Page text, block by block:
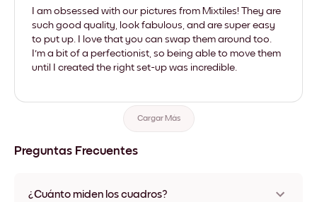
I am obsessed with our pictures from Mixtiles! They are
such good quality, look fabulous, and are super easy
to put up. I love that you can swap them around too.
I'm a bit of a perfectionist, so being able to move them
until I created the right set-up was incredible.
Cargar Más
Preguntas Frecuentes
¿Cuánto miden los cuadros?